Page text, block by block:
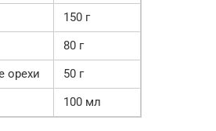
150 г
80 г
орехи
50 г
100 мл